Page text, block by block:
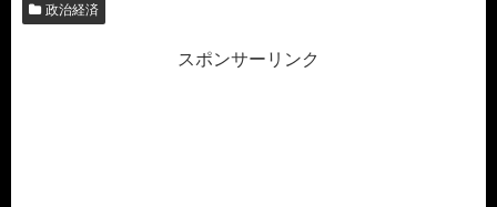
政治経済
スポンサーリンク